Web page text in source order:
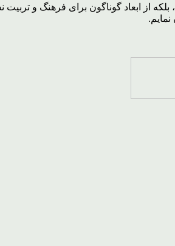
باید گفت که اجرای سند ۲۰۳۰، نه تنها به سود ایران نیست، بلکه از